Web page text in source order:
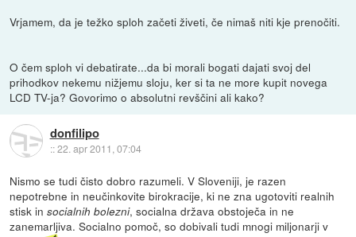
Vrjamem, da je težko sploh začeti živeti, če nimaš niti kje prenočiti.
O čem sploh vi debatirate...da bi morali bogati dajati svoj del
prihodkov nekemu nižjemu sloju, ker si ta ne more kupit novega
LCD TV-ja? Govorimo o absolutni revščini ali kako?
donfilipo
::22. apr 2011, 07:04
Nismo se tudi čisto dobro razumeli. V Sloveniji, je razen
nepotrebne in neučinkovite birokracije, ki ne zna ugotoviti realnih
stisk insocialnih bolezni, socialna država obstoječa in ne
zanemarljiva. Socialno pomoč, so dobivali tudi mnogi miljonarji v